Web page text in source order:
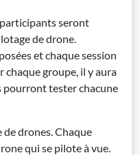
seront
de drone.
et chaque session
groupe, il y aura
pourront tester chacune
drones. Chaque
qui se pilote à vue.